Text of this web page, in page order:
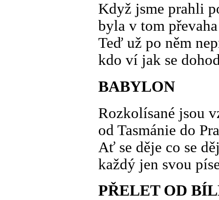
Když jsme prahli
byla v tom
Teď už po něm
kdo ví jak se
BABYLON
Rozkolísané jsou
od Tasmánie do
Ať se děje co se
každý jen svou
PŘELET OD